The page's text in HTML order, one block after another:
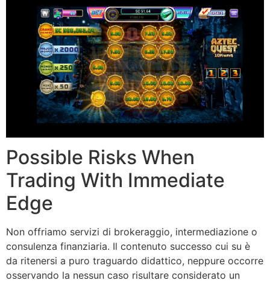
Possible Risks When
Trading With Immediate
Edge
Non offriamo servizi di brokeraggio, intermediazione o
consulenza finanziaria. Il contenuto successo cui su è
da ritenersi a puro traguardo didattico, neppure occorre
osservando la nessun caso risultare considerato un